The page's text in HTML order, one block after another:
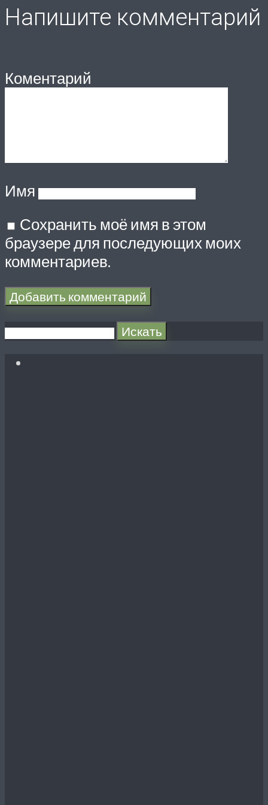
Напишите комментарий
Коментарий
Имя
Сохранить моё имя в этом
браузере для последующих моих
комментариев.
Искать